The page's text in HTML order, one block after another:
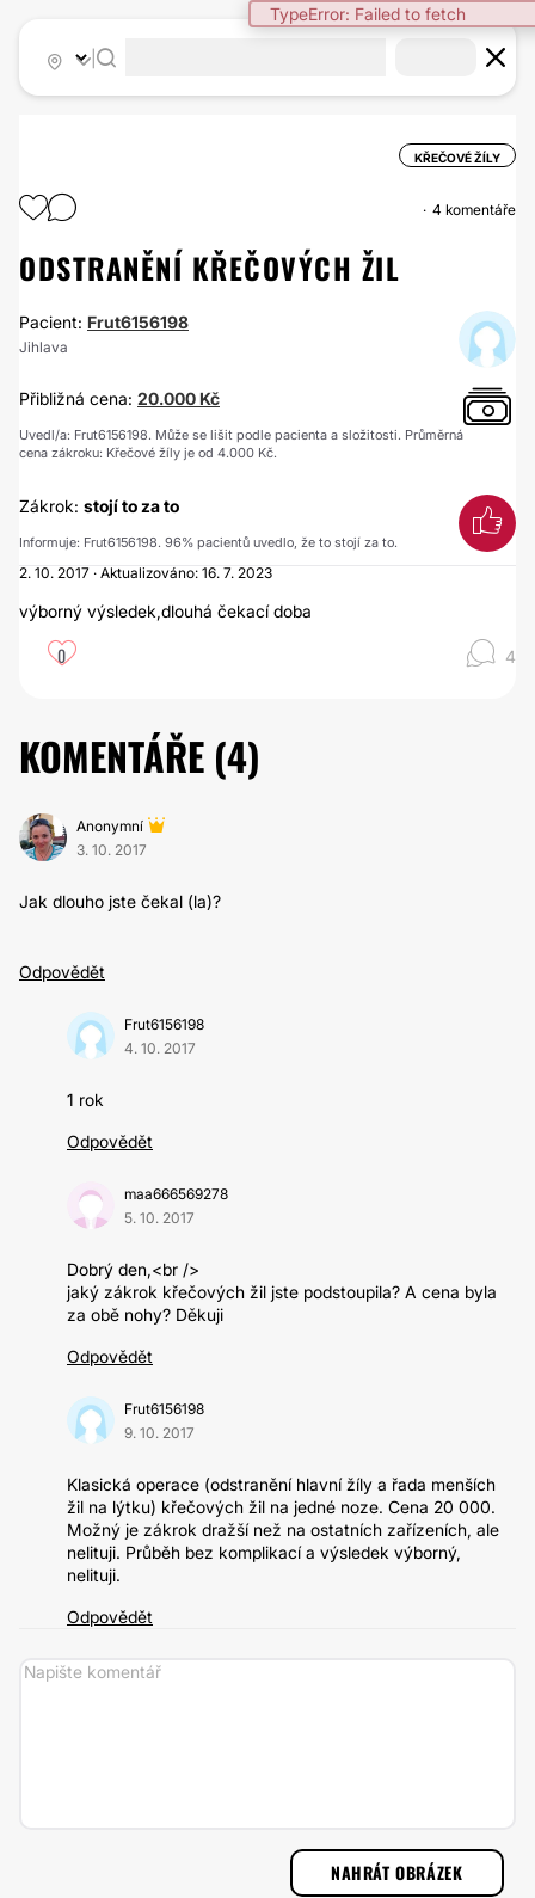
TypeError: Failed to fetch
KŘEČOVÉ ŽÍLY
4 komentáře
ODSTRANĚNÍ KŘEČOVÝCH ŽIL
Pacient: Frut6156198
Jihlava
Přibližná cena: 20.000 Kč
Uvedl/a: Frut6156198. Může se lišit podle pacienta a složitosti. Průměrná
cena zákroku: Křečové žíly je od 4.000 Kč.
Zákrok: stojí to za to
Informuje: Frut6156198. 96% pacientů uvedlo, že to stojí za to.
2. 10. 2017 · Aktualizováno: 16. 7. 2023
výborný výsledek,dlouhá čekací doba
0 4
KOMENTÁŘE (4)
Anonymní
3. 10. 2017
Jak dlouho jste čekal (la)?
Odpovědět
Frut6156198
4. 10. 2017
1 rok
Odpovědět
maa666569278
5. 10. 2017
Dobrý den,<br />
jaký zákrok křečových žil jste podstoupila? A cena byla
za obě nohy? Děkuji
Odpovědět
Frut6156198
9. 10. 2017
Klasická operace (odstranění hlavní žíly a řada menších
žil na lýtku) křečových žil na jedné noze. Cena 20 000.
Možný je zákrok dražší než na ostatních zařízeních, ale
nelituji. Průběh bez komplikací a výsledek výborný,
nelituji.
Odpovědět
NAHRÁT OBRÁZEK